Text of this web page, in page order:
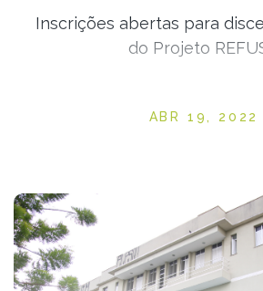
Inscrições abertas para
do Projeto
Posted on
ABR 19, 2022